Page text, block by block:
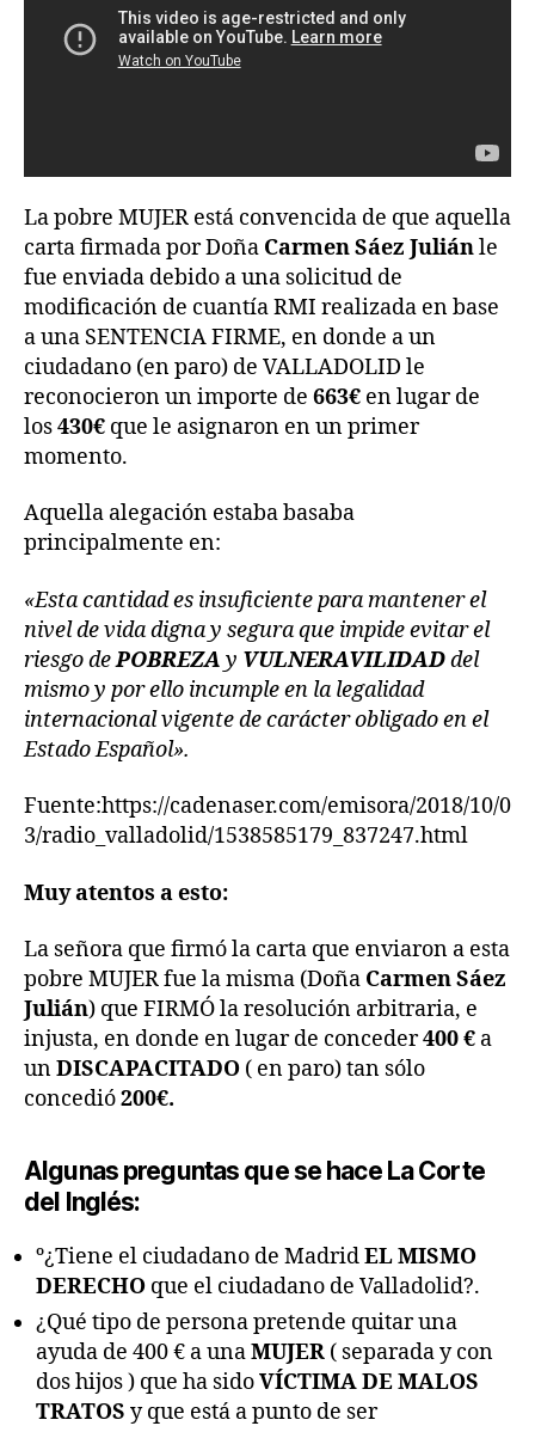
La pobre MUJER está convencida de que aquella
carta firmada por Doña Carmen Sáez Juliánle
fue enviada debido a una solicitud de
modificación de cuantía RMI realizada en base
a una SENTENCIA FIRME, en donde a un
ciudadano (en paro) de VALLADOLID le
reconocieron un importe de 663€ en lugar de
los430€ que le asignaron en un primer
momento.
Aquella alegación estaba basaba
principalmente en:
«Esta cantidad es insuficiente para mantener el
nivel de vida digna y segura que impide evitar el
riesgo dePOBREZA y VULNERAVILIDADdel
mismo y por ello incumple en la legalidad
internacional vigente de carácter obligado en el
Estado Español».
Fuente:https://cadenaser.com/emisora/2018/10/0
3/radio_valladolid/1538585179_837247.html
Muy atentos a esto:
La señora que firmó la carta que enviaron a esta
pobre MUJER fue la misma (Doña Carmen Sáez
Julián) que FIRMÓ la resolución arbitraria, e
injusta, en donde en lugar de conceder400 € a
unDISCAPACITADO ( en paro) tan sólo
concedió200€.
Algunas preguntas que se hace La Corte
del Inglés:
º¿Tiene el ciudadano de MadridEL MISMO
DERECHO que el ciudadano de Valladolid?.
¿Qué tipo de persona pretende quitar una
ayuda de 400 € a unaMUJER ( separada y con
dos hijos ) que ha sidoVÍCTIMA DE MALOS
TRATOS y que está a punto de ser